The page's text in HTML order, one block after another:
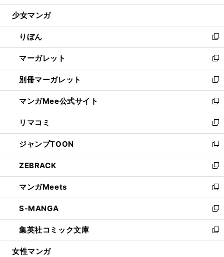
開
ウ
開
く
ン
ウ
で
開
く
ウ
ン
ド
ウ
で
開
く
し
ウ
ィ
ン
ド
ウ
で
開
く
少女マンガ
りぼん
新
し
い
ウ
ィ
ン
ド
ウ
で
開
く
マーガレット
新
し
い
ウ
ィ
ン
ド
ウ
で
開
く
別冊マーガレット
新
し
い
ウ
ィ
ン
ド
ウ
で
開
く
マンガMee公式サイト
新
し
い
ウ
ィ
ン
ド
ウ
で
開
く
リマコミ
新
し
い
ウ
ィ
ン
ド
ウ
で
開
く
ジャンプTOON
新
し
い
ウ
ィ
ン
ド
ウ
で
開
ZEBRACK
新
し
い
ウ
ィ
ン
ド
ウ
マンガMeets
新
し
い
ウ
ィ
ン
S-MANGA
新
し
い
ウ
集英社コミック文庫
新
し
女性マンガ